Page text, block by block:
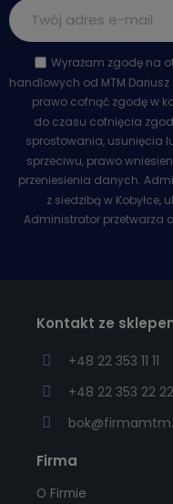
Wyrażam zgodę na
handlowych od MTM
prawo cofnąć zgodę w
do czasu cofnięcia
sprostowania, usunięcia
sprzeciwu, prawo
przeniesienia danych.
z siedzibą w Kobyłce,
Administrator przetwarza
Kontakt ze
+48 22 353 11 11
+48 22 353 22 22
Firma
O Firmie